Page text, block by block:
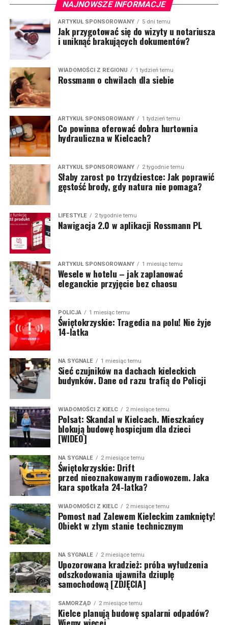
NAJNOWSZE INFORMACJE
ARTYKUŁ SPONSOROWANY 5 dni temu
Jak przygotować się do wizyty u notariusza
i uniknąć brakujących dokumentów?
WIADOMOŚCI Z REGIONU 1 tydzień temu
Rossmann o chwilach dla siebie
ARTYKUŁ SPONSOROWANY 1 tydzień temu
Co powinna oferować dobra hurtownia
hydrauliczna w Kielcach?
ARTYKUŁ SPONSOROWANY 2 tygodnie temu
Słaby zarost po trzydziestce: Jak poprawić
gęstość brody, gdy natura nie pomaga?
LIFESTYLE 2 tygodnie temu
Nawigacja 2.0 w aplikacji Rossmann PL
ARTYKUŁ SPONSOROWANY 1 miesiąc temu
Wesele w hotelu – jak zaplanować
eleganckie przyjęcie bez chaosu
POLICJA 1 miesiąc temu
Świętokrzyskie: Tragedia na polu! Nie żyje
14-latka
NA SYGNALE 1 miesiąc temu
Sieć czujników na dachach kieleckich
budynków. Dane od razu trafią do Policji
WIADOMOŚCI Z KIELC 2 miesiące temu
Polsat: Skandal w Kielcach. Mieszkańcy
blokują budowę hospicjum dla dzieci
[WIDEO]
NA SYGNALE 2 miesiące temu
Świętokrzyskie: Drift
przed nieoznakowanym radiowozem. Jaka
kara spotkała 24-latka?
WIADOMOŚCI Z KIELC 2 miesiące temu
Pomost nad Zalewem Kieleckim zamknięty!
Obiekt w złym stanie technicznym
NA SYGNALE 2 miesiące temu
Upozorowana kradzież: próba wyłudzenia
odszkodowania ujawniła dziuplę
samochodową [ZDJĘCIA]
SAMORZĄD 2 miesiące temu
Kielce planują budowę spalarni odpadów?